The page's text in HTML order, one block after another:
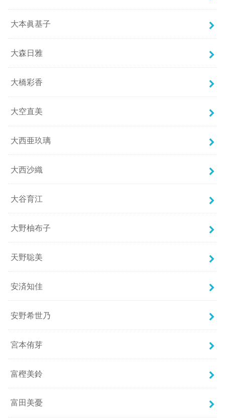
大本眞基子
大森日雅
大橋彩香
大空直美
大西亜玖璃
大西沙織
大谷育江
大野柚布子
天野聡美
安済知佳
安野希世乃
宮本侑芽
富樫美鈴
富田美憂